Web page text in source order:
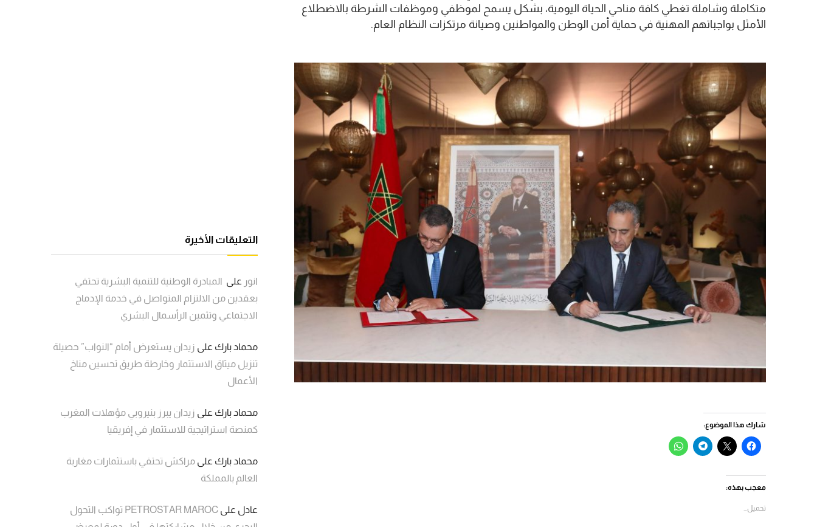
متكاملة وشاملة تغطي كافة مناحي الحياة اليومية، بشكل يسمح لموظفي وموظفات الشرطة بالاضطلاع
الأمثل بواجباتهم المهنية في حماية أمن الوطن والمواطنين وصيانة مرتكزات النظام العام.
شارك هذا الموضوع:
انقر
للمشاركة
(فتح
في
نافذة
النقر
للمشاركة
انقر
للمشاركة
انقر
للمشاركة
معجب بهذه:
تحميل...
التعليقات الأخيرة
انور على المبادرة الوطنية للتنمية البشرية تحتفي
بعقدين من الالتزام المتواصل في خدمة الإدماج
الاجتماعي وتثمين الرأسمال البشري
محماد بارك على زيدان يستعرض أمام “النواب” حصيلة
تنزيل ميثاق الاستثمار وخارطة طريق تحسين مناخ
الأعمال
محماد بارك على زيدان يبرز بنيروبي مؤهلات المغرب
كمنصة استراتيجية للاستثمار في إفريقيا
محماد بارك على مراكش تحتفي باستثمارات مغاربة
العالم بالمملكة
عادل على
PETROSTAR MAROC تواكب التحول